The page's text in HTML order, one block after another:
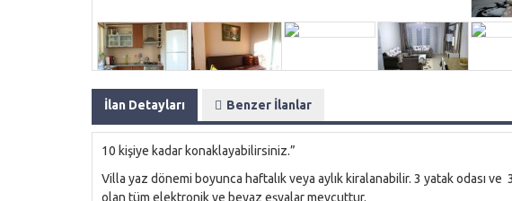
İlan Detayları Benzer İlanlar
10 kişiye kadar konaklayabilirsiniz.”
Villa yaz dönemi boyunca haftalık veya aylık kiralanabilir. 3 yatak odası
olan tüm elektronik ve beyaz eşyalar mevcuttur.